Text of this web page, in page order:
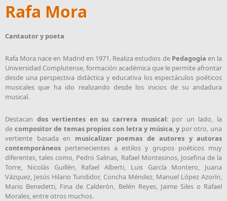
Rafa Mora
Cantautor y poeta
Rafa Mora nace en Madrid en 1971. Realiza estudios de Pedagogía en la
Universidad Complutense, formación académica que le permite afrontar
desde una perspectiva didáctica y educativa los espectáculos poéticos
musicales que ha ido realizando desde los inicios de su andadura
musical.
Destacan dos vertientes en su carrera musical: por un lado, la
de compositor de temas propios con letra y música,y por otro, una
vertiente basada en musicalizar poemas de autores y autoras
contemporáneos pertenecientes a estilos y grupos poéticos muy
diferentes, tales como, Pedro Salinas, Rafael Montesinos, Josefina de la
Torre, Nicolás Guillén, Rafael Alberti, Luis García Montero, Juana
Vázquez, Jesús Hilario Tundidor, Concha Méndez, Manuel López Azorín,
Mario Benedetti, Fina de Calderón, Belén Reyes, Jaime Siles o Rafael
Morales, entre otros muchos.